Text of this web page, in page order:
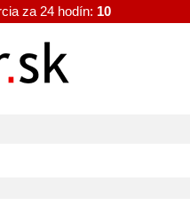
za 24 hodín: 10